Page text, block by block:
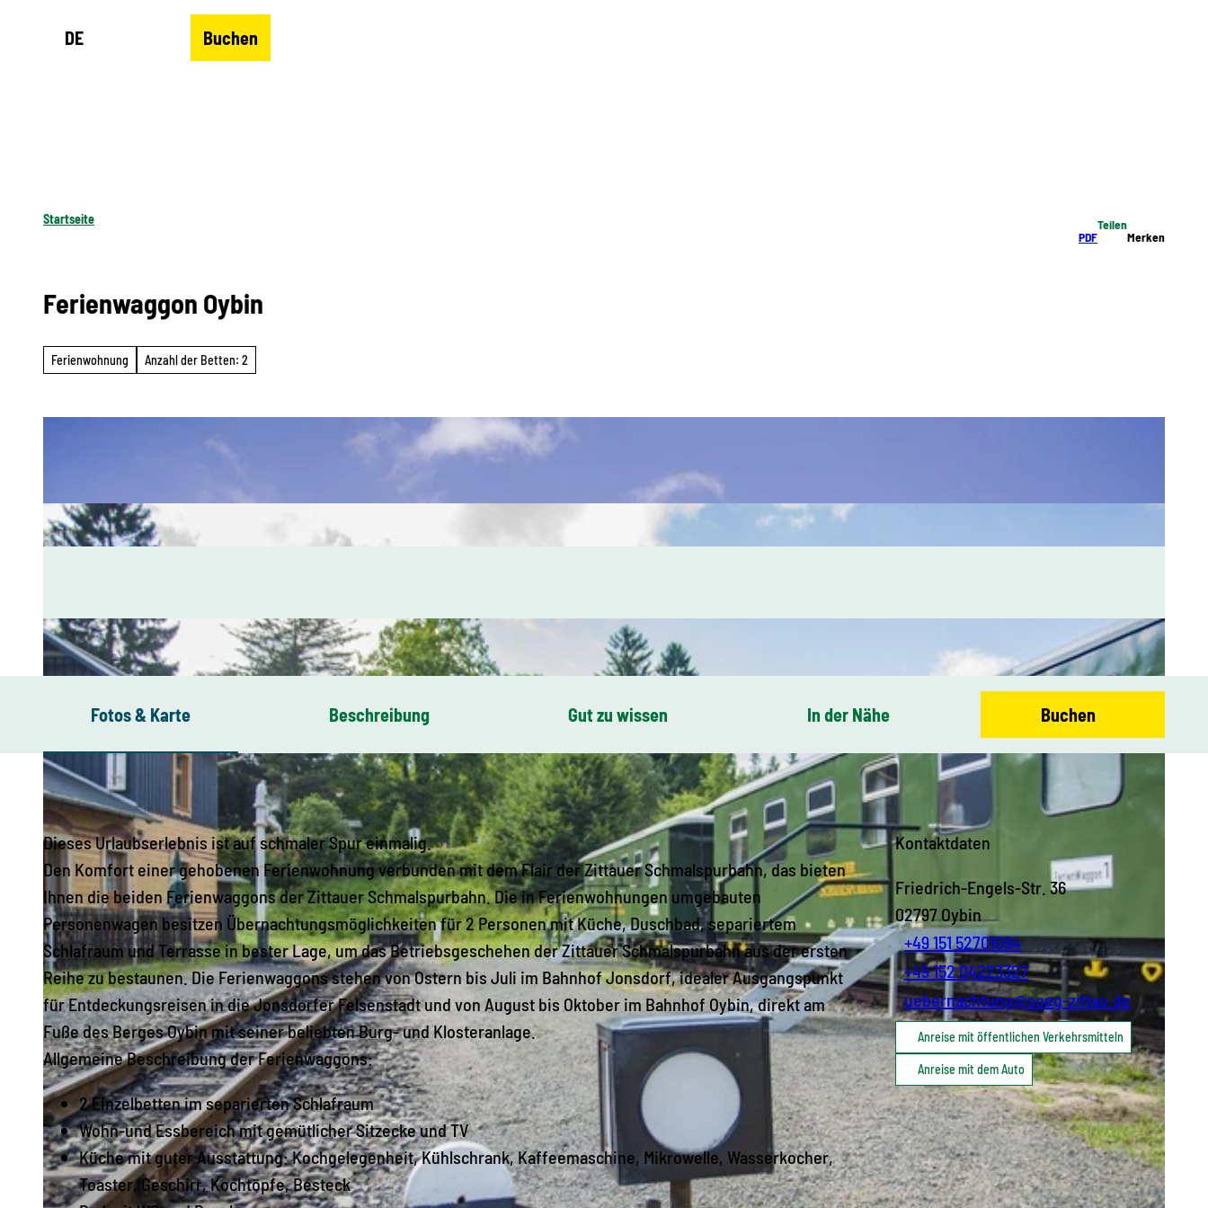
DE Buchen
Startseite
PDF
Teilen
Merken
Ferienwaggon Oybin
Ferienwohnung Anzahl der Betten: 2
Fotos & Karte Beschreibung Gut zu wissen In der Nähe Buchen
Dieses Urlaubserlebnis ist auf schmaler Spur einmalig.
Den Komfort einer gehobenen Ferienwohnung verbunden mit dem Flair der Zittauer Schmalspurbahn, das bieten
Ihnen die beiden Ferienwaggons der Zittauer Schmalspurbahn. Die in Ferienwohnungen umgebauten
Personenwagen besitzen Übernachtungsmöglichkeiten für 2 Personen mit Küche, Duschbad, separiertem
Schlafraum und Terrasse in bester Lage, um das Betriebsgeschehen der Zittauer Schmalspurbahn aus der ersten
Reihe zu bestaunen. Die Ferienwaggons stehen von Ostern bis Juli im Bahnhof Jonsdorf, idealer Ausgangspunkt
für Entdeckungsreisen in die Jonsdorfer Felsenstadt und von August bis Oktober im Bahnhof Oybin, direkt am
Fuße des Berges Oybin mit seiner beliebten Burg- und Klosteranlage.
Allgemeine Beschreibung der Ferienwaggons:
2 Einzelbetten im separierten Schlafraum
Wohn-und Essbereich mit gemütlicher Sitzecke und TV
Küche mit guter Ausstattung: Kochgelegenheit, Kühlschrank, Kaffeemaschine, Mikrowelle, Wasserkocher,
Toaster, Geschirr, Kochtöpfe, Besteck
Kontaktdaten
Friedrich-Engels-Str. 36
02797 Oybin
+49 151 52701094
+49 152 04223327
uebernachtung@soeg-zittau.de
Anreise mit öffentlichen Verkehrsmitteln
Anreise mit dem Auto